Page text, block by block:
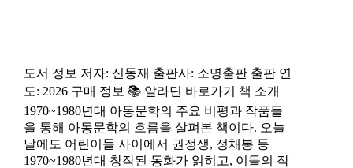
도서 정보 저자: 신동재 출판사: 소명출판 출판 연
도: 2026 구매 정보 📚 알라딘 바로가기 책 소개
1970~1980년대 아동문학의 주요 비평과 작품들
을 통해 아동문학의 흐름을 살펴본 책이다. 오늘
날에도 어린이들 사이에서 권정생, 정채봉 등
1970~1980년대 창작된 동화가 읽히고, 이들의 작